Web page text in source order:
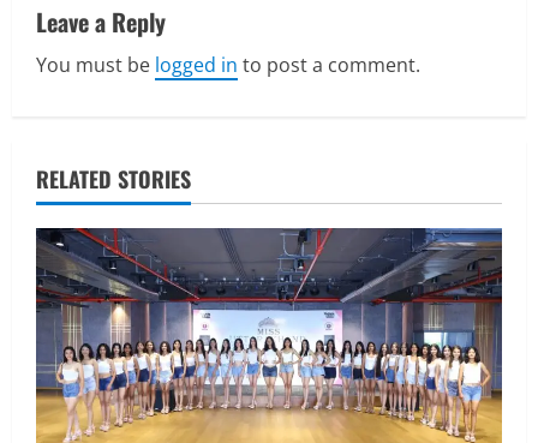
v
i
a
t
i
o
n
Leave a Reply
You must be logged in to post a comment.
RELATED STORIES